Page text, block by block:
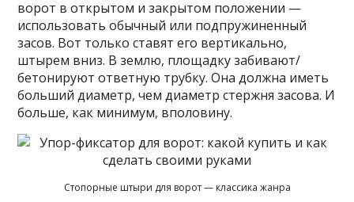
ворот в открытом и закрытом положении —
использовать обычный или подпружиненный
засов. Вот только ставят его вертикально,
штырем вниз. В землю, площадку забивают/
бетонируют ответную трубку. Она должна иметь
больший диаметр, чем диаметр стержня засова. И
больше, как минимум, вполовину.
Стопорные штыри для ворот — классика жанра